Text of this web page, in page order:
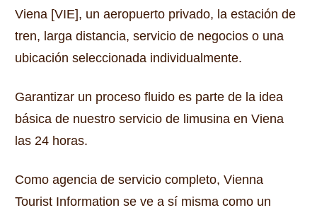
Viena [VIE], un aeropuerto privado, la estación de
tren, larga distancia, servicio de negocios o una
ubicación seleccionada individualmente.
Garantizar un proceso fluido es parte de la idea
básica de nuestro servicio de limusina en Viena
las 24 horas.
Como agencia de servicio completo, Vienna
Tourist Information se ve a sí misma como un